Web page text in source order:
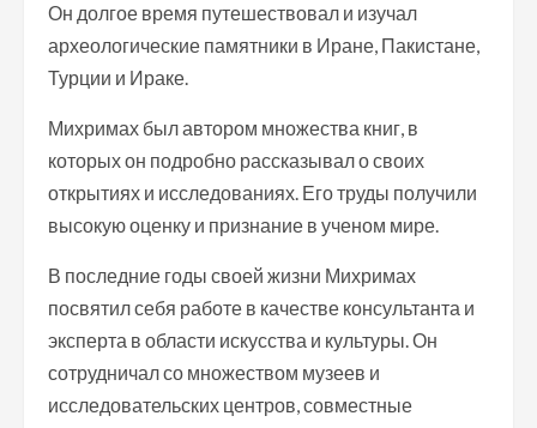
Он долгое время путешествовал и изучал
археологические памятники в Иране, Пакистане,
Турции и Ираке.
Михримах был автором множества книг, в
которых он подробно рассказывал о своих
открытиях и исследованиях. Его труды получили
высокую оценку и признание в ученом мире.
В последние годы своей жизни Михримах
посвятил себя работе в качестве консультанта и
эксперта в области искусства и культуры. Он
сотрудничал со множеством музеев и
исследовательских центров, совместные